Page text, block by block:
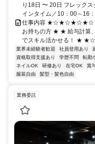
り18日 〜 20日 フレック
インタイム／10：00～16
仕事内容
お持ちの方 ★ ★ 給与計算
でスキル活かせる
業界未経験者歓迎 社員登用あり
資格取得支援あり
学歴不問 転勤
ネイルOK
研修あり 在宅OK 賞
服装自由
髪型・髪色自由
業務委託